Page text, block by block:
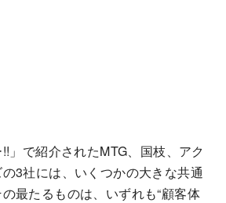
!!」で紹介されたMTG、国枝、アク
3社には、いくつかの大きな共通
最たるものは、いずれも“顧客体